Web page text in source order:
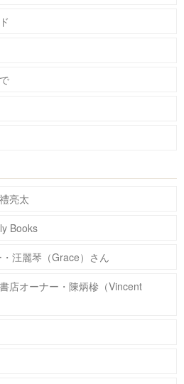
亮太
Books
汪麗琴（Grace）さん
店オーナー・陳炳槮（Vincent